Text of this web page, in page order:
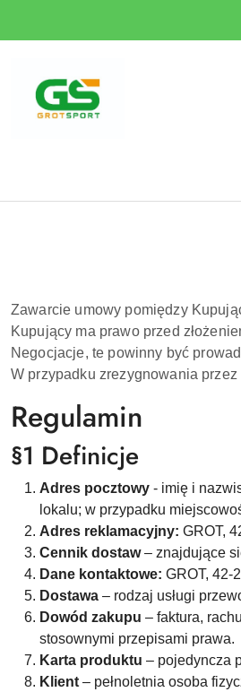
Zawarcie umowy pomiędzy
Kupujący ma prawo przed
Negocjacje, te powinny być
W przypadku zrezygnowania
Regulamin
§1 Definicje
Adres pocztowy - imię i
lokalu; w przypadku
Adres reklamacyjny: GROT,
Cennik dostaw– znajdujące
Dane kontaktowe: GROT, 42-
Dostawa – rodzaj usługi
Dowód zakupu – faktura,
stosownymi przepisami prawa.
Karta produktu – pojedyncza
Klient – pełnoletnia osoba